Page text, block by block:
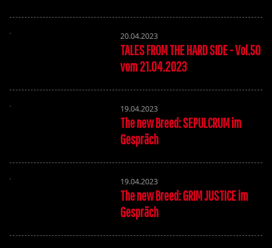
20.04.2023
TALES FROM THE HARD SIDE - Vol.50
vom 21.04.2023
19.04.2023
The new Breed: SEPULCRUM im
Gespräch
19.04.2023
The new Breed: GRIM JUSTICE im
Gespräch